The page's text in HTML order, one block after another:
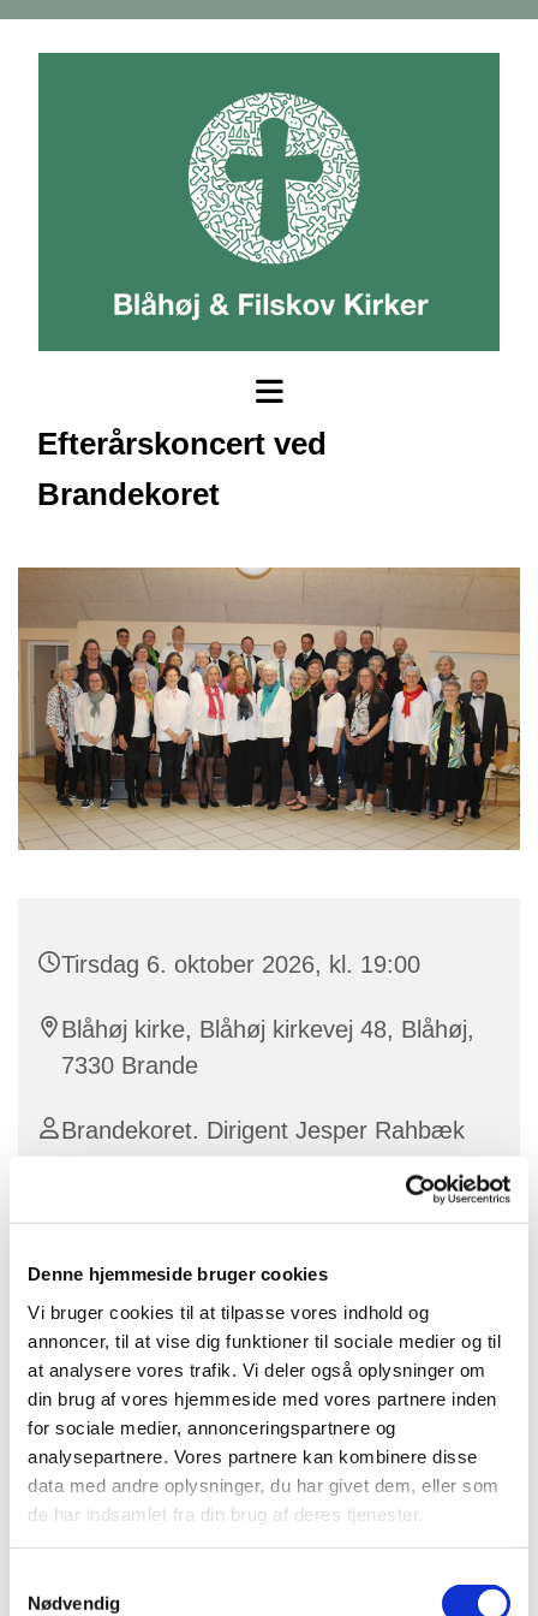
Denne hjemmeside bruger cookies
Vi bruger cookies til at tilpasse vores indhold og
annoncer, til at vise dig funktioner til sociale medier og til
at analysere vores trafik. Vi deler også oplysninger om
din brug af vores hjemmeside med vores partnere inden
for sociale medier, annonceringspartnere og
analysepartnere. Vores partnere kan kombinere disse
data med andre oplysninger, du har givet dem, eller som
de har indsamlet fra din brug af deres tjenester.
Nødvendig
Efterårskoncert ved
Brandekoret
Tirsdag 6. oktober 2026, kl. 19:00
Blåhøj kirke, Blåhøj kirkevej 48, Blåhøj,
7330 Brande
Brandekoret. Dirigent Jesper Rahbæk
Gratis
Kom til en stemningsfuld efterårskoncert med
Brandekoret.
Der bydes på et varieret program med kormusik i
forskellige genrer. Og publikum inviteres også til at
synge med på fællessange, som koret synger for på.
sangere fra Brandekoret. Ligesom der vil være